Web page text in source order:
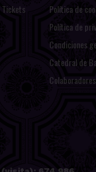
Tickets
Política de
Política de
Condiciones
Catedral de
Colaboradores